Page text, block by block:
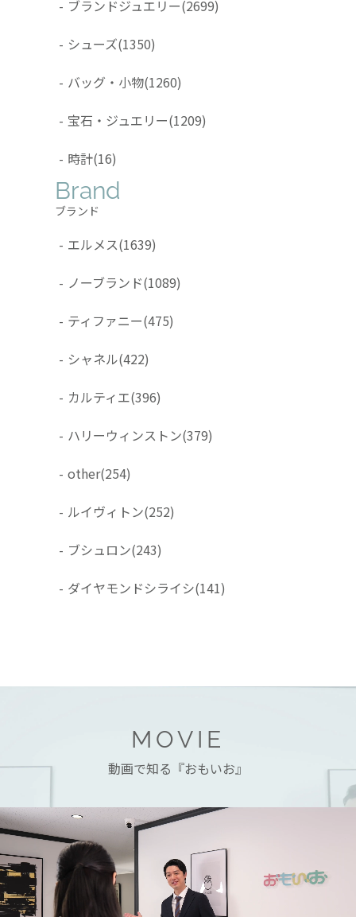
- ブランドジュエリー(2699)
- シューズ(1350)
- バッグ・小物(1260)
- 宝石・ジュエリー(1209)
- 時計(16)
Brand
ブランド
- エルメス(1639)
- ノーブランド(1089)
- ティファニー(475)
- シャネル(422)
- カルティエ(396)
- ハリーウィンストン(379)
- other(254)
- ルイヴィトン(252)
- ブシュロン(243)
- ダイヤモンドシライシ(141)
MOVIE
動画で知る『おもいお』